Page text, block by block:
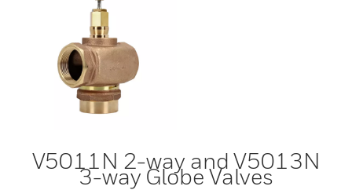
V5011N 2-way and V5013N
3-way Globe Valves